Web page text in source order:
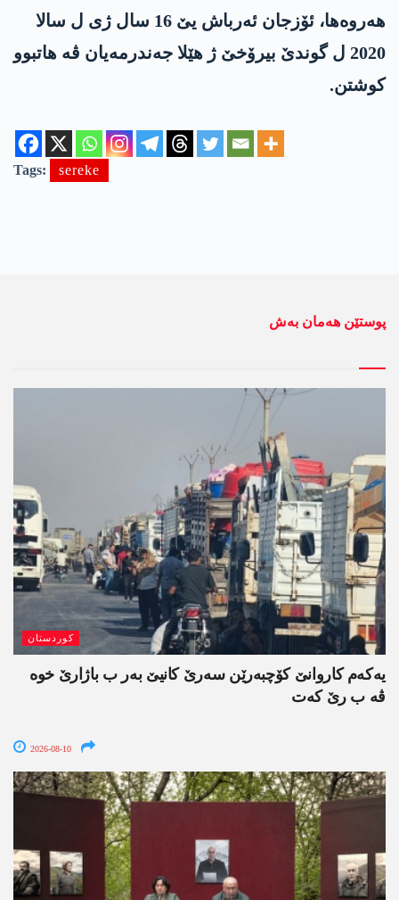
هه‌روه‌ها، ئۆزجان ئه‌رباش یێ 16 سال ژی ل سالا
2020 ل گوندێ بیرۆخێ ژ هێلا جه‌ندرمه‌یان ڤه‌ هاتبوو
كوشتن.
Tags: sereke
پوستێن ھەمان بەش
کوردستان
یەکەم کاروانێ کۆچبەرێن سەرێ کانیێ بەر ب باژارێ خوە
ڤە ب رێ کەت
2026-08-10